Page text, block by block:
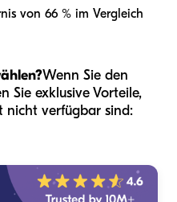
von 66 % im Vergleich
Wenn Sie den
Sie exklusive Vorteile,
nicht verfügbar sind: